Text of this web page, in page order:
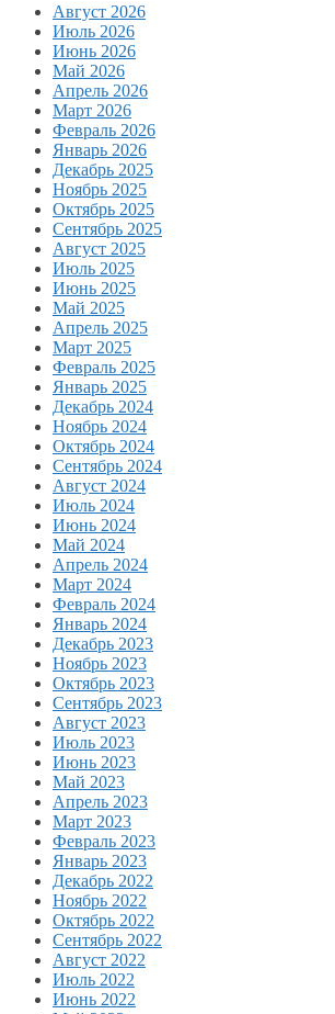
Август 2026
Июль 2026
Июнь 2026
Май 2026
Апрель 2026
Март 2026
Февраль 2026
Январь 2026
Декабрь 2025
Ноябрь 2025
Октябрь 2025
Сентябрь 2025
Август 2025
Июль 2025
Июнь 2025
Май 2025
Апрель 2025
Март 2025
Февраль 2025
Январь 2025
Декабрь 2024
Ноябрь 2024
Октябрь 2024
Сентябрь 2024
Август 2024
Июль 2024
Июнь 2024
Май 2024
Апрель 2024
Март 2024
Февраль 2024
Январь 2024
Декабрь 2023
Ноябрь 2023
Октябрь 2023
Сентябрь 2023
Август 2023
Июль 2023
Июнь 2023
Май 2023
Апрель 2023
Март 2023
Февраль 2023
Январь 2023
Декабрь 2022
Ноябрь 2022
Октябрь 2022
Сентябрь 2022
Август 2022
Июль 2022
Июнь 2022